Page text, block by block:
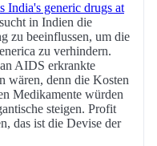
India's generic drugs at
in Indien die
zu beeinflussen, um die
zu verhindern.
AIDS erkrankte
wären, denn die Kosten
Medikamente würden
steigen. Profit
das ist die Devise der